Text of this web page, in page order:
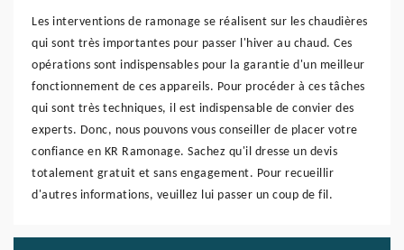
Les interventions de ramonage se réalisent sur les chaudières
qui sont très importantes pour passer l'hiver au chaud. Ces
opérations sont indispensables pour la garantie d'un meilleur
fonctionnement de ces appareils. Pour procéder à ces tâches
qui sont très techniques, il est indispensable de convier des
experts. Donc, nous pouvons vous conseiller de placer votre
confiance en KR Ramonage. Sachez qu'il dresse un devis
totalement gratuit et sans engagement. Pour recueillir
d'autres informations, veuillez lui passer un coup de fil.